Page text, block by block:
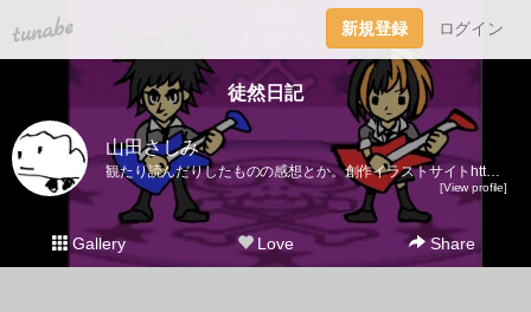
tuna.be 新規登録 ログイン
徒然日記
山田さしみ
観たり読んだりしたものの感想とか。創作イラストサイトhttp://tokiwa.bufsiz.jp/
[View profile]
Gallery Love Share